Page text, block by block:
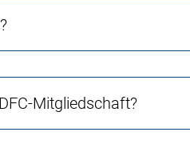
Mitgliedschaft?